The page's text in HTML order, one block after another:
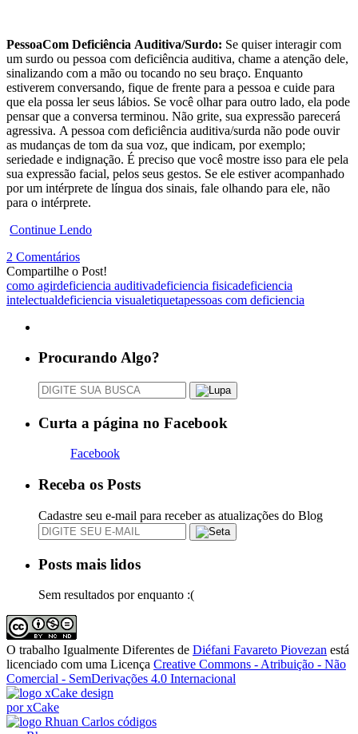
PessoaCom Deficiência Auditiva/Surdo: Se quiser interagir com
um surdo ou pessoa com deficiência auditiva, chame a atenção dele,
sinalizando com a mão ou tocando no seu braço. Enquanto
estiverem conversando, fique de frente para a pessoa e cuide para
que ela possa ler seus lábios. Se você olhar para outro lado, ela pode
pensar que a conversa terminou. Não grite, sua expressão parecerá
agressiva. A pessoa com deficiência auditiva/surda não pode ouvir
as mudanças de tom da sua voz, que indicam, por exemplo;
seriedade e indignação. É preciso que você mostre isso para ele pela
sua expressão facial, pelos seus gestos. Se ele estiver acompanhado
por um intérprete de língua dos sinais, fale olhando para ele, não
para o intérprete.
Continue Lendo
2 Comentários
Compartilhe o Post!
como agirdeficiencia auditivadeficiencia fisicadeficiencia
intelectualdeficiencia visualetiquetapessoas com deficiencia
Procurando Algo?
Curta a página no Facebook
Facebook
Receba os Posts
Cadastre seu e-mail para receber as atualizações do Blog
Posts mais lidos
Sem resultados por enquanto :(
O trabalho Igualmente Diferentes de Diéfani Favareto Piovezan está
licenciado com uma Licença Creative Commons - Atribuição - Não
Comercial - SemDerivações 4.0 Internacional
design
por xCake
códigos